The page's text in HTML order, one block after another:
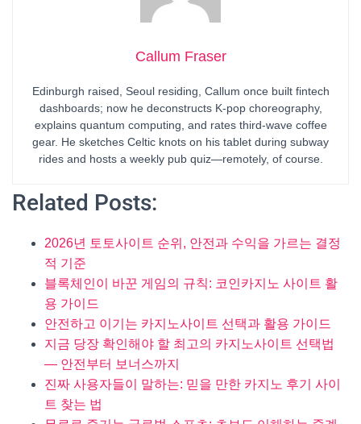
Callum Fraser
Edinburgh raised, Seoul residing, Callum once built fintech
dashboards; now he deconstructs K-pop choreography,
explains quantum computing, and rates third-wave coffee
gear. He sketches Celtic knots on his tablet during subway
rides and hosts a weekly pub quiz—remotely, of course.
Related Posts:
2026년 토토사이트 순위, 안전과 수익을 가르는 결정
적 기준
블록체인이 바꾼 게임의 규칙: 코인카지노 사이트 활
용 가이드
안전하고 이기는 카지노사이트 선택과 활용 가이드
지금 당장 확인해야 할 최고의 카지노사이트 선택법
— 안전부터 보너스까지
진짜 사용자들이 말하는: 믿을 만한 카지노 후기 사이
트 찾는 법